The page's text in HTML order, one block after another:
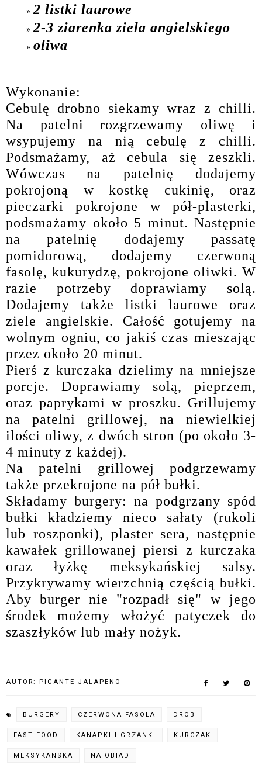
2 listki laurowe
2-3 ziarenka ziela angielskiego
oliwa
Wykonanie:
Cebulę drobno siekamy wraz z chilli.
Na patelni rozgrzewamy oliwę i
wsypujemy na nią cebulę z chilli.
Podsmażamy, aż cebula się zeszkli.
Wówczas na patelnię dodajemy
pokrojoną w kostkę cukinię, oraz
pieczarki pokrojone w pół-plasterki,
podsmażamy około 5 minut. Następnie
na patelnię dodajemy passatę
pomidorową, dodajemy czerwoną
fasolę, kukurydzę, pokrojone oliwki. W
razie potrzeby doprawiamy solą.
Dodajemy także listki laurowe oraz
ziele angielskie. Całość gotujemy na
wolnym ogniu, co jakiś czas mieszając
przez około 20 minut.
Pierś z kurczaka dzielimy na mniejsze
porcje. Doprawiamy solą, pieprzem,
oraz paprykami w proszku. Grillujemy
na patelni grillowej, na niewielkiej
ilości oliwy, z dwóch stron (po około 3-
4 minuty z każdej).
Na patelni grillowej podgrzewamy
także przekrojone na pół bułki.
Składamy burgery: na podgrzany spód
bułki kładziemy nieco sałaty (rukoli
lub roszponki), plaster sera, następnie
kawałek grillowanej piersi z kurczaka
oraz łyżkę meksykańskiej salsy.
Przykrywamy wierzchnią częścią bułki.
Aby burger nie "rozpadł się" w jego
środek możemy włożyć patyczek do
szaszłyków lub mały nożyk.
AUTOR: PICANTE JALAPENO
BURGERY CZERWONA FASOLA DROB
FAST FOOD KANAPKI I GRZANKI KURCZAK
MEKSYKANSKA NA OBIAD